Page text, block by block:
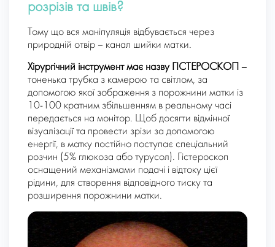
розрізів та швів?
Тому що вся маніпуляція відбувається через
природній отвір – канал шийки матки.
Хірургічний інструмент має назву ГІСТЕРОСКОП –
тоненька трубка з камерою та світлом, за
допомогою якої зображення з порожнини матки із
10-100 кратним збільшенням в реальному часі
передається на монітор. Щоб досягти відмінної
візуалізації та провести зрізи за допомогою
енергії, в матку постійно поступає спеціальний
розчин (5% глюкоза або турусол). Гістероскоп
оснащений механізмами подачі і відтоку цієї
рідини, для створення відповідного тиску та
розширення порожнини матки.